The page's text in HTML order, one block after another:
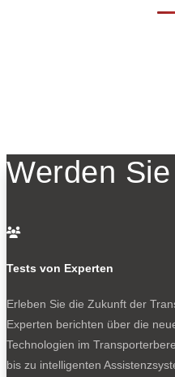
Werden

Tests von Experten
Erleben Sie die Zukunft der
Experten berichten über die
Technologien im
bis zu intelligenten